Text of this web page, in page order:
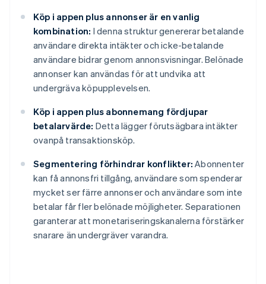
Köp i appen plus annonser är en vanlig
kombination: I denna struktur genererar betalande
användare direkta intäkter och icke-betalande
användare bidrar genom annonsvisningar. Belönade
annonser kan användas för att undvika att
undergräva köpupplevelsen.
Köp i appen plus abonnemang fördjupar
betalarvärde: Detta lägger förutsägbara intäkter
ovanpå transaktionsköp.
Segmentering förhindrar konflikter: Abonnenter
kan få annonsfri tillgång, användare som spenderar
mycket ser färre annonser och användare som inte
betalar får fler belönade möjligheter. Separationen
garanterar att monetariseringskanalerna förstärker
snarare än undergräver varandra.